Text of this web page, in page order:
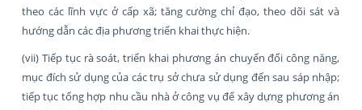
theo các lĩnh vực ở cấp xã; tăng cường chỉ đạo, theo dõi sát và
hướng dẫn các địa phương triển khai thực hiện.
(vii) Tiếp tục rà soát, triển khai phương án chuyển đổi công năng,
mục đích sử dụng của các trụ sở chưa sử dụng đến sau sáp nhập;
tiếp tục tổng hợp nhu cầu nhà ở công vụ để xây dựng phương án